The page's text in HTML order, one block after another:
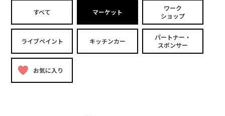
すべて マーケット
ワーク
ショップ
ライブペイント キッチンカー
パートナー・
スポンサー
お気に入り